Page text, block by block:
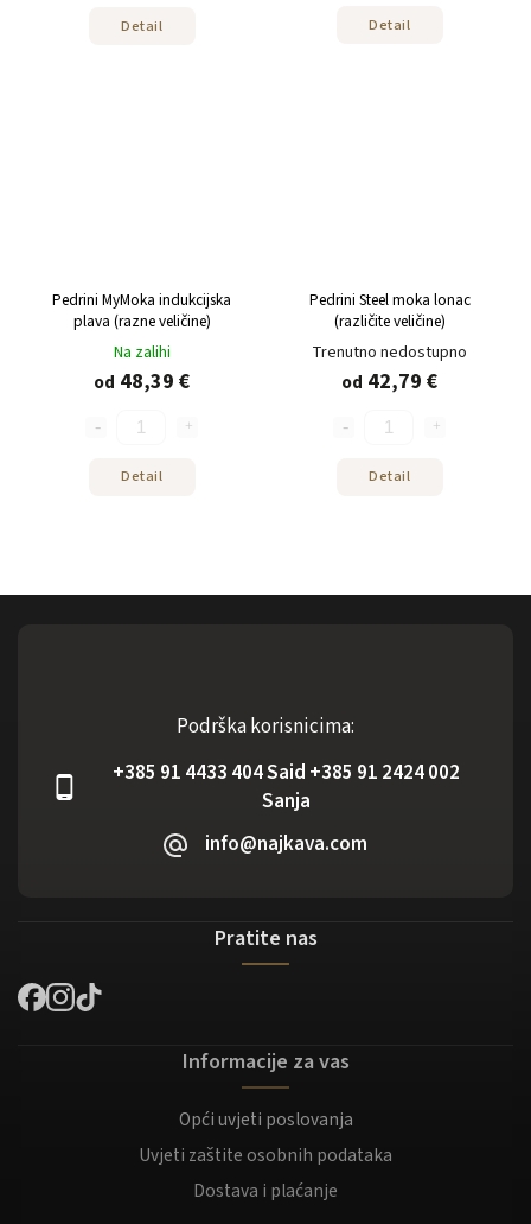
Detail Detail
Pedrini MyMoka indukcijska
plava (razne veličine)
Na zalihi
od 48,39 €
Detail
Pedrini Steel moka lonac
(različite veličine)
Trenutno nedostupno
od 42,79 €
Detail
Podrška korisnicima:
+385 91 4433 404 Said +385 91 2424 002
Sanja
info@najkava.com
Pratite nas
Informacije za vas
Opći uvjeti poslovanja
Uvjeti zaštite osobnih podataka
Dostava i plaćanje